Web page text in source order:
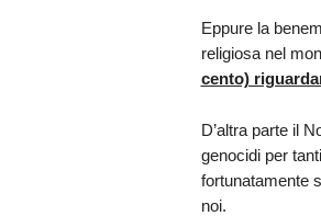
Eppure la
religiosa nel
cento)
D’altra parte il
genocidi per
fortunatamente
noi.